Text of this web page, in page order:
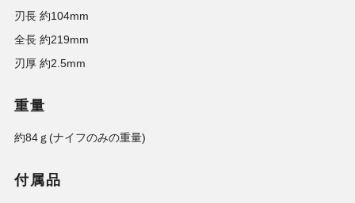
刃長 約104mm
全長 約219mm
刃厚 約2.5mm
重量
約84ｇ(ナイフのみの重量)
付属品